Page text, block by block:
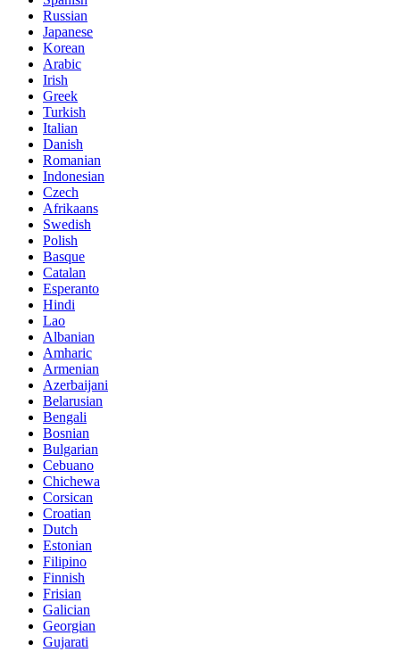
Russian
Japanese
Korean
Arabic
Irish
Greek
Turkish
Italian
Danish
Romanian
Indonesian
Czech
Afrikaans
Swedish
Polish
Basque
Catalan
Esperanto
Hindi
Lao
Albanian
Amharic
Armenian
Azerbaijani
Belarusian
Bengali
Bosnian
Bulgarian
Cebuano
Chichewa
Corsican
Croatian
Dutch
Estonian
Filipino
Finnish
Frisian
Galician
Georgian
Gujarati